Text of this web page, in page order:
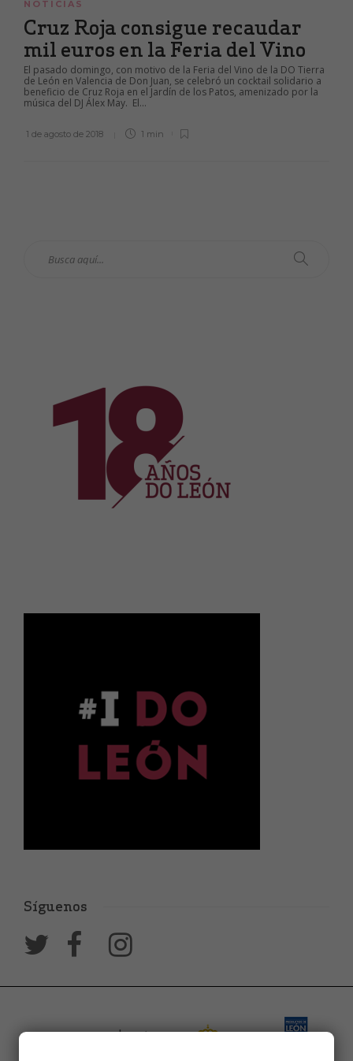
NOTICIAS
Cruz Roja consigue recaudar
mil euros en la Feria del Vino
El pasado domingo, con motivo de la Feria del Vino de la DO Tierra
de León en Valencia de Don Juan, se celebró un cocktail solidario a
beneficio de Cruz Roja en el Jardín de los Patos, amenizado por la
música del DJ Álex May. El...
1 de agosto de 2018 1 min
Síguenos